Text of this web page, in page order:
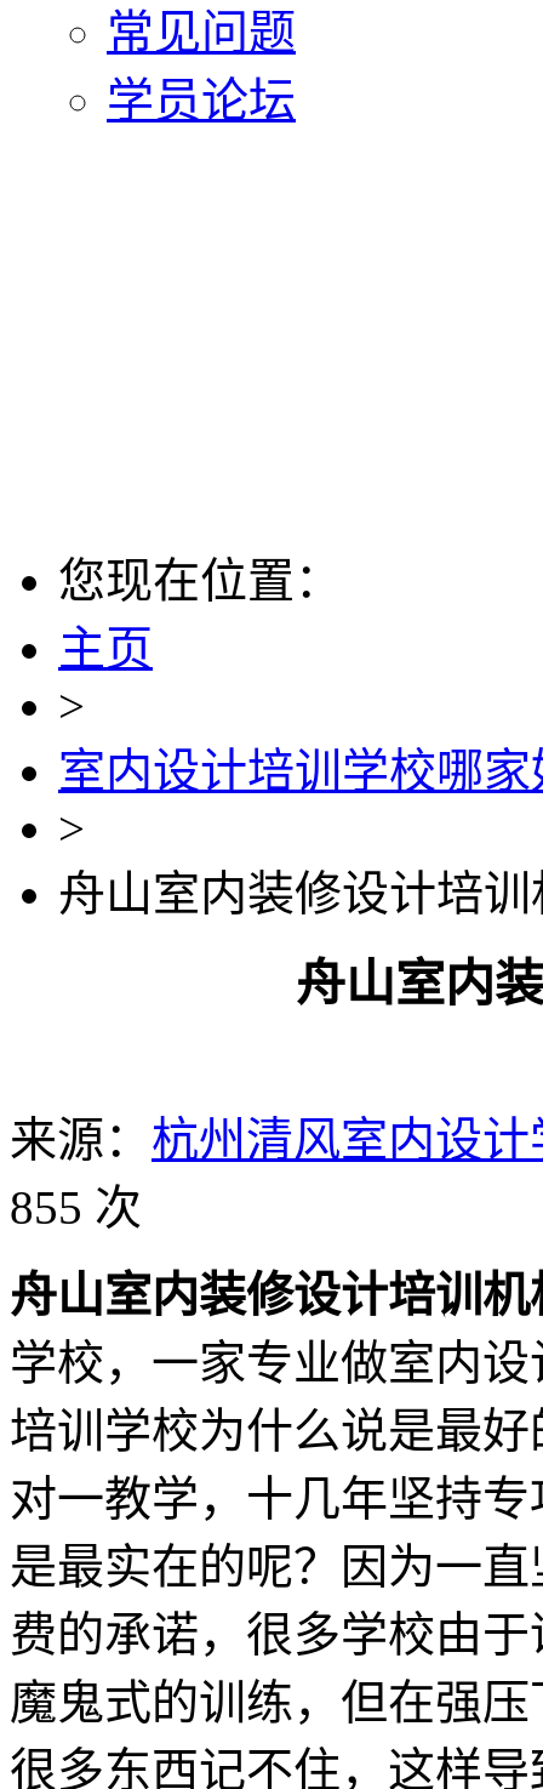
常见问题
学员论坛
您现在位置：
主页
>
室内设计培训学校哪家
>
舟山室内装修设计培训
舟山室内
来源： 杭州清风室内设计
855 次
舟山室内装修设计培训
学校，一家专业做室内
培训学校为什么说是最
对一教学，十几年坚持
是最实在的呢？因为一
费的承诺，很多学校由
魔鬼式的训练，但在强
很多东西记不住，这样